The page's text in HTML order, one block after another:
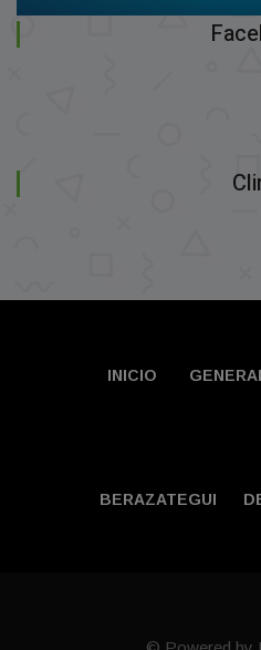
INICIO
BERAZATEGUI